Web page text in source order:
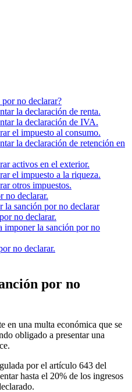
no declarar?
la declaración de renta.
la declaración de IVA.
el impuesto al consumo.
la declaración de retención en
activos en el exterior.
el impuesto a la riqueza.
otros impuestos.
no declarar.
la sanción por no declarar
no declarar.
imponer la sanción por no
no declarar.
por no
en una multa económica que se
obligado a presentar una
por el artículo 643 del
hasta el 20% de los ingresos